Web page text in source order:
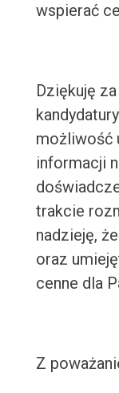
wspierać
Dziękuję
możliwość
informacji
trakcie
nadzieję,
oraz
cenne dla
Z